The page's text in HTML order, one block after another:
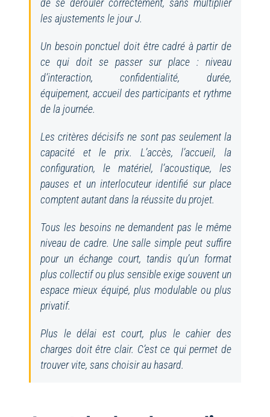
de se dérouler correctement, sans multiplier
les ajustements le jour J.
Un besoin ponctuel doit être cadré à partir de
ce qui doit se passer sur place : niveau
d’interaction, confidentialité, durée,
équipement, accueil des participants et rythme
de la journée.
Les critères décisifs ne sont pas seulement la
capacité et le prix. L’accès, l’accueil, la
configuration, le matériel, l’acoustique, les
pauses et un interlocuteur identifié sur place
comptent autant dans la réussite du projet.
Tous les besoins ne demandent pas le même
niveau de cadre. Une salle simple peut suffire
pour un échange court, tandis qu’un format
plus collectif ou plus sensible exige souvent un
espace mieux équipé, plus modulable ou plus
privatif.
Plus le délai est court, plus le cahier des
charges doit être clair. C’est ce qui permet de
trouver vite, sans choisir au hasard.